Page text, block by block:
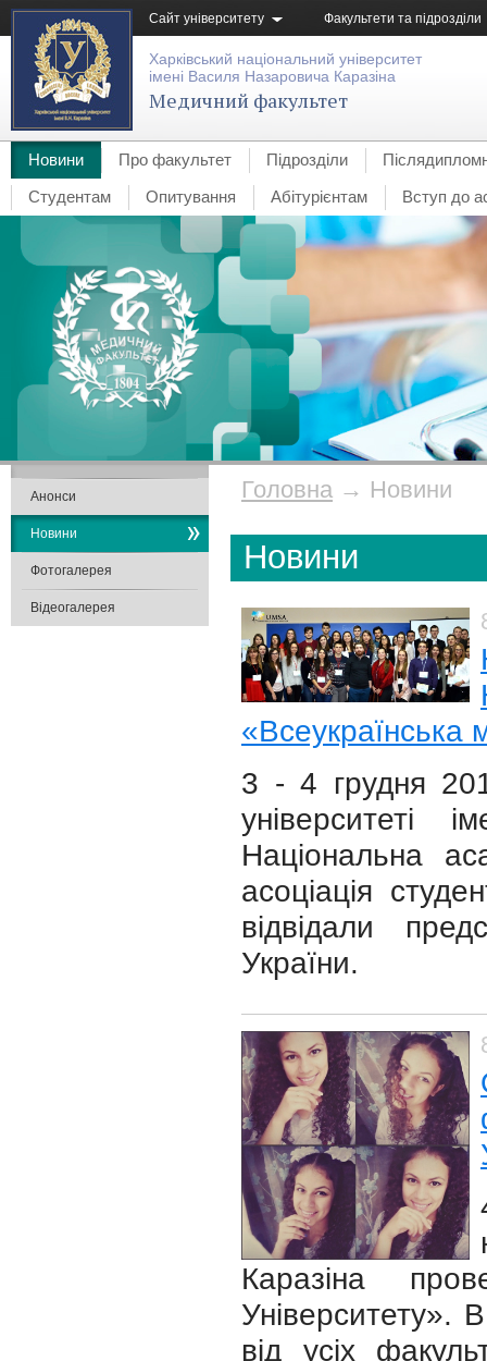
Сайт університету Факультети та підрозділи
Харківський національний університет
імені Василя Назаровича Каразіна
Медичний факультет
Новини Про факультет Підрозділи
Студентам
Опитування Абітурієнтам Вступ до
Головна → Новини
Новини
«Всеукраїнська
3 - 4 грудня
університеті
Національна
асоціація
відвідали
України.
Каразіна
Університету».
від усіх
Анонси
Новини
Фотогалерея
Відеогалерея